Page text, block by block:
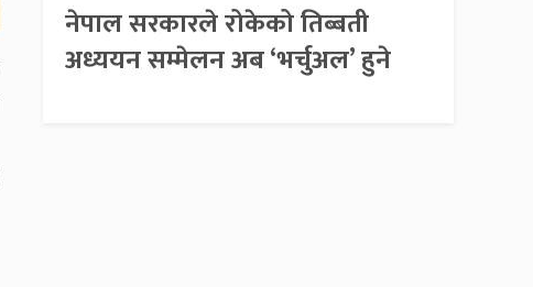
नेपाल सरकारले रोकेको तिब्बती
अध्ययन सम्मेलन अब ‘भर्चुअल’ हुने